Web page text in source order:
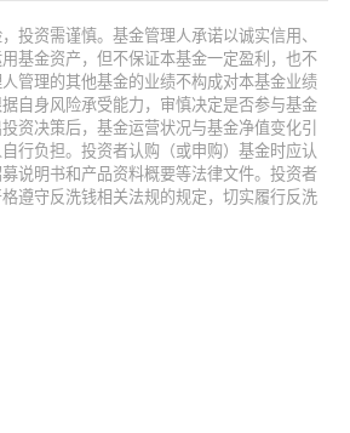
投资需谨慎。基金管理人承诺以诚实信用、
基金资产，但不保证本基金一定盈利，也不
管理的其他基金的业绩不构成对本基金业绩
自身风险承受能力，审慎决定是否参与基金
资决策后，基金运营状况与基金净值变化引
行负担。投资者认购（或申购）基金时应认
说明书和产品资料概要等法律文件。投资者
遵守反洗钱相关法规的规定，切实履行反洗